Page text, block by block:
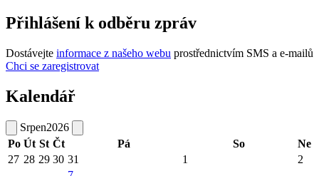
Přihlášení k odběru zpráv
Dostávejte informace z našeho webu prostřednictvím SMS a e-mailů
Chci se zaregistrovat
Kalendář
Srpen2026
Po Út St Čt Pá So
Ne
27 28 29 30 31 1
2